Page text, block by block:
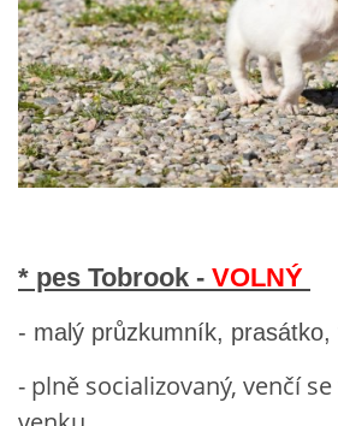
* pes Tobrook - VOLNÝ
- malý průzkumník, prasátko,
- plně socializovaný, venčí